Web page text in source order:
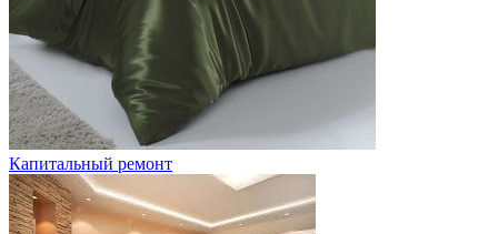
Капитальный ремонт